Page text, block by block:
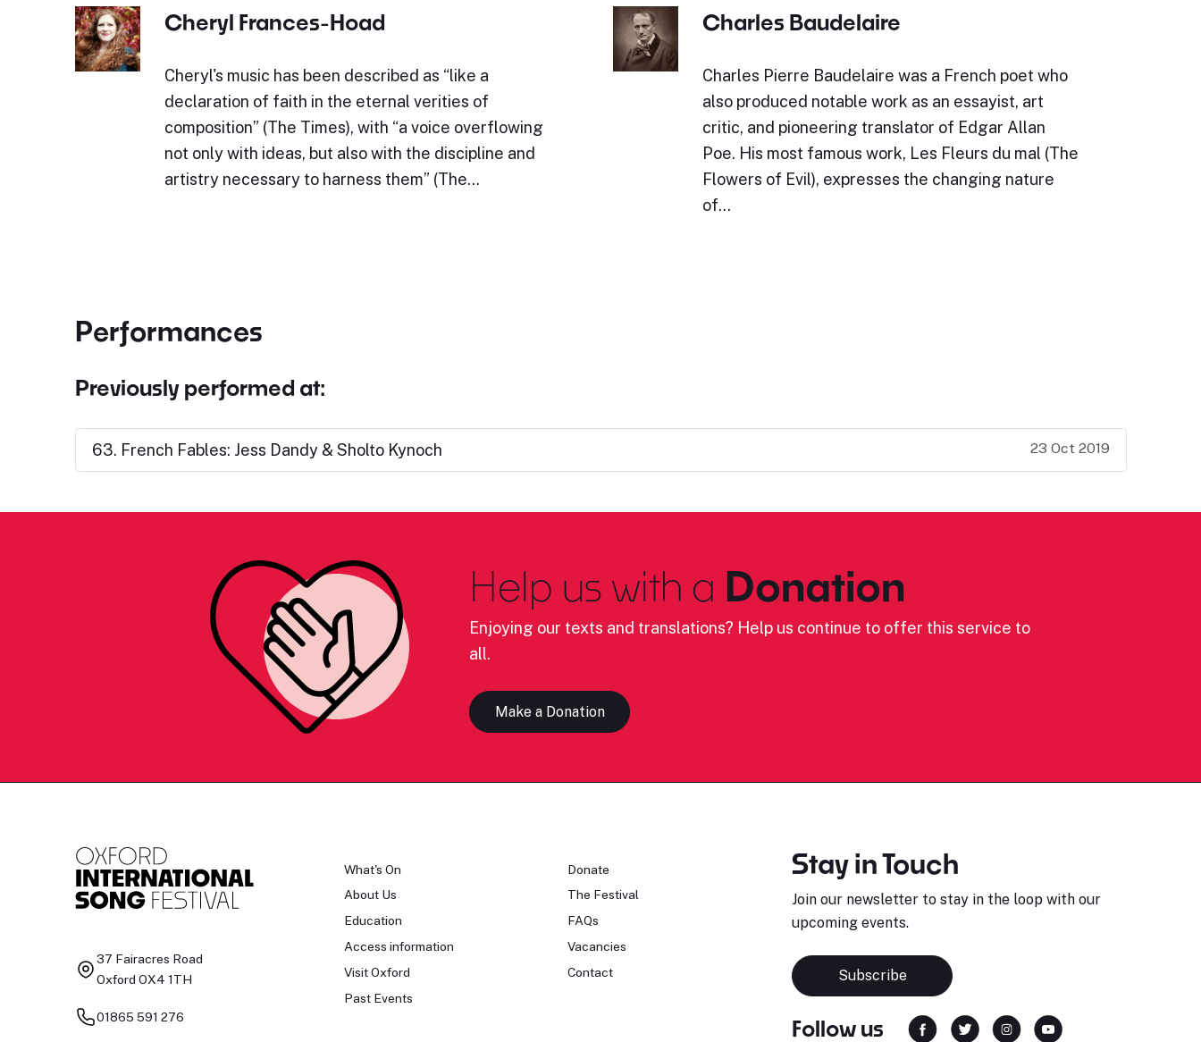
Cheryl Frances-Hoad
Cheryl's music has been described as “like a
declaration of faith in the eternal verities of
composition” (The Times), with “a voice overflowing
not only with ideas, but also with the discipline and
artistry necessary to harness them” (The…
Charles Baudelaire
Charles Pierre Baudelaire was a French poet who
also produced notable work as an essayist, art
critic, and pioneering translator of Edgar Allan
Poe. His most famous work, Les Fleurs du mal (The
Flowers of Evil), expresses the changing nature
of…
Performances
Previously performed at:
63. French Fables: Jess Dandy & Sholto Kynoch 23 Oct 2019
Help us with a Donation
Enjoying our texts and translations? Help us continue to offer this service to
all.
Make a Donation
37 Fairacres Road
Oxford OX4 1TH
01865 591 276
What's On
About Us
Education
Access information
Visit Oxford
Past Events
Donate
The Festival
FAQs
Vacancies
Contact
Stay in Touch
Join our newsletter to stay in the loop with our
upcoming events.
Subscribe
Follow us